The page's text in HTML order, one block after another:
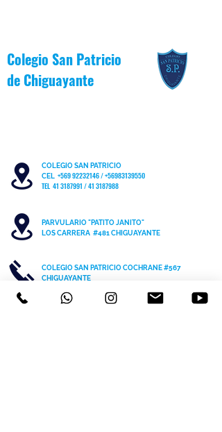
Colegio San Patricio
de Chiguayante
COLEGIO SAN PATRICIO
CEL +569 92232146/+56983139550
TEL 41 3187991 / 41 3187988
PARVULARIO "PATITO JANITO"
LOS CARRERA #481 CHIGUAYANTE
COLEGIO SAN PATRICIO COCHRANE #567
CHIGUAYANTE